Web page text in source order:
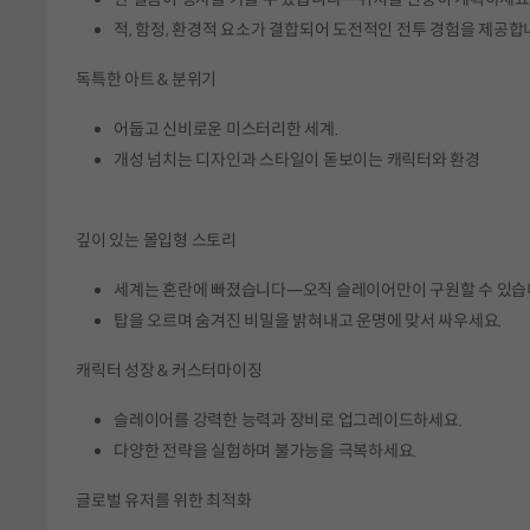
적, 함정, 환경적 요소가 결합되어 도전적인 전투 경험을 제공합
독특한 아트 & 분위기
어둡고 신비로운 미스터리한 세계.
개성 넘치는 디자인과 스타일이 돋보이는 캐릭터와 환경
깊이 있는 몰입형 스토리
세계는 혼란에 빠졌습니다—오직 슬레이어만이 구원할 수 있습
탑을 오르며 숨겨진 비밀을 밝혀내고 운명에 맞서 싸우세요.
캐릭터 성장 & 커스터마이징
슬레이어를 강력한 능력과 장비로 업그레이드하세요.
다양한 전략을 실험하며 불가능을 극복하세요.
글로벌 유저를 위한 최적화